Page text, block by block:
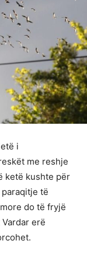
i
me reshje
ketë kushte për
të
do të fryjë
erë